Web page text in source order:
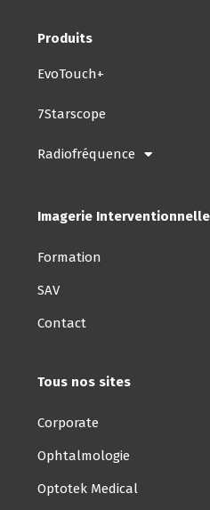
Produits
EvoTouch+
7Starscope
Radiofréquence
Imagerie Interventionnelle
Formation
SAV
Contact
Tous nos sites
Corporate
Ophtalmologie
Optotek Medical